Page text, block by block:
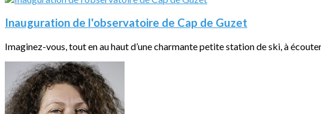
Inauguration de l'observatoire de Cap de Guzet
Imaginez-vous, tout en au haut d’une charmante petite station de ski, à